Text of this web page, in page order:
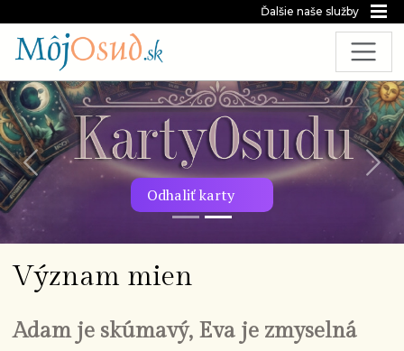
Ďalšie naše služby
Odhaliť karty
Predchádzajúca snímka
Význam mien
Adam je skúmavý, Eva je zmyselná